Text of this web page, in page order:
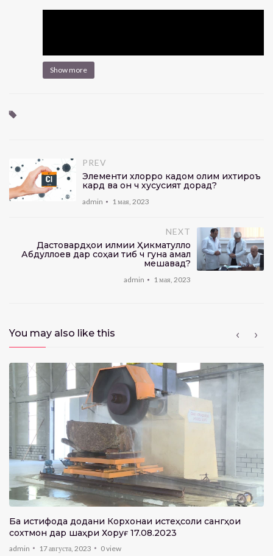
Show more
PREV
Элементи хлорро кадом олим ихтироъ
кард ва он чӣ хусусият дорад?
admin 1 мая, 2023
NEXT
Дастовардҳои илмии Ҳикматулло
Абдуллоев дар соҳаи тиб чӣ гуна амалӣ
мешавад?
admin 1 мая, 2023
You may also like this
Ба истифода додани Корхонаи истеҳсоли сангҳои
сохтмонӣ дар шаҳри Хоруғ 17.08.2023
admin 17 августа, 2023 0view